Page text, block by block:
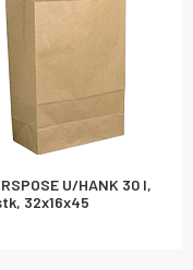
U/HANK 30 l,
32x16x45